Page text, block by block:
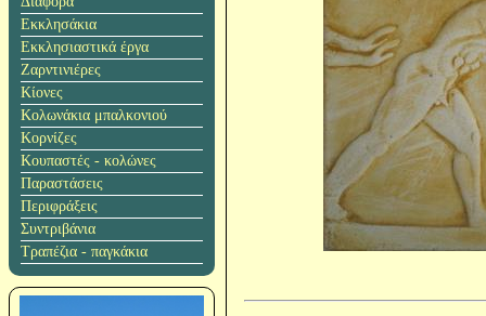
Εκκλησάκια
Εκκλησιαστικά έργα
Ζαρντινιέρες
Κίονες
Κολωνάκια μπαλκονιού
Κορνίζες
Κουπαστές - κολώνες
Παραστάσεις
Περιφράξεις
Συντριβάνια
Τραπέζια - παγκάκια